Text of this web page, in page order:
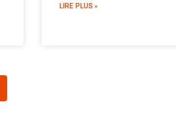
LIRE PLUS »